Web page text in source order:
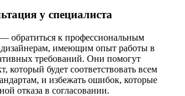
у специалиста
обратиться к профессиональным
дизайнерам, имеющим опыт работы в
требований. Они помогут
который будет соответствовать всем
и избежать ошибок, которые
отказа в согласовании.